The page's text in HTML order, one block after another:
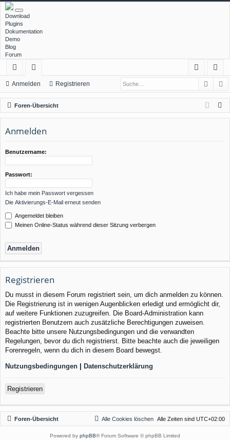
Download
Plugins
Dokumentation
Demo
Blog
Forum
ch
ne
llz
ug
f
or
en
m
el
ist
rie
Anmelden Registrieren
Foren-Übersicht
Anmelden
Benutzername:
Passwort:
Ich habe mein Passwort vergessen
Die Aktivierungs-E-Mail erneut senden
Angemeldet bleiben
Meinen Online-Status während dieser Sitzung verbergen
Registrieren
Du musst in diesem Forum registriert sein, um dich anmelden zu können.
Die Registrierung ist in wenigen Augenblicken erledigt und ermöglicht dir,
auf weitere Funktionen zuzugreifen. Die Board-Administration kann
registrierten Benutzern auch zusätzliche Berechtigungen zuweisen.
Beachte bitte unsere Nutzungsbedingungen und die verwandten
Regelungen, bevor du dich registrierst. Bitte beachte auch die jeweiligen
Forenregeln, wenn du dich in diesem Board bewegst.
Nutzungsbedingungen | Datenschutzerklärung
Registrieren
Foren-Übersicht Alle Zeiten sind UTC+02:00
Alle Cookies löschen
Powered by phpBB® Forum Software © phpBB Limited